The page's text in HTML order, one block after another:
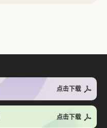
点击下载
点击下载